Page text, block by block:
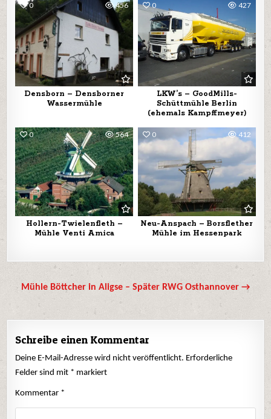
0 456
Densborn – Densborner
Wassermühle
0 427
LKW’s – GoodMills-
Schüttmühle Berlin
(ehemals Kampffmeyer)
0 564
Hollern-Twielenfleth –
Mühle Venti Amica
0 412
Neu-Anspach – Borsflether
Mühle im Hessenpark
Beitrags-
Navigation
Mühle Böttcher in Aligse – Später RWG Osthannover →
Schreibe einen Kommentar
Deine E-Mail-Adresse wird nicht veröffentlicht. Erforderliche
Felder sind mit * markiert
Kommentar *